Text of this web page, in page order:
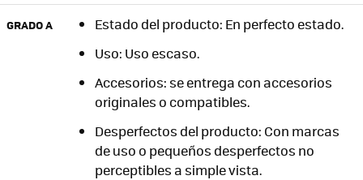
GRADO A
Estado del producto: En perfecto estado.
Uso: Uso escaso.
Accesorios: se entrega con accesorios
originales o compatibles.
Desperfectos del producto: Con marcas
de uso o pequeños desperfectos no
perceptibles a simple vista.